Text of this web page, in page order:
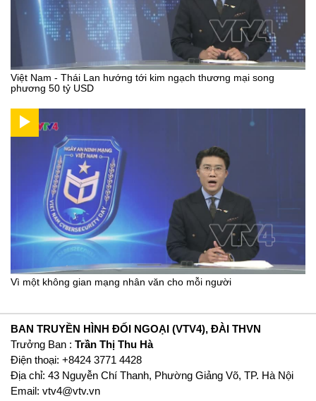
Việt Nam - Thái Lan hướng tới kim ngạch thương mại song
phương 50 tỷ USD
Vì một không gian mạng nhân văn cho mỗi người
BAN TRUYỀN HÌNH ĐỐI NGOẠI (VTV4), ĐÀI THVN
Trưởng Ban : Trần Thị Thu Hà
Ðiện thoại: +8424 3771 4428
Địa chỉ: 43 Nguyễn Chí Thanh, Phường Giảng Võ, TP. Hà Nội
Email: vtv4@vtv.vn